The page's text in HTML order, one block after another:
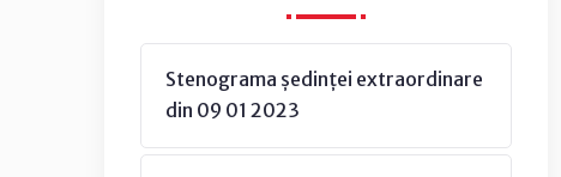
Stenograma ședinței extraordinare
din 09 01 2023